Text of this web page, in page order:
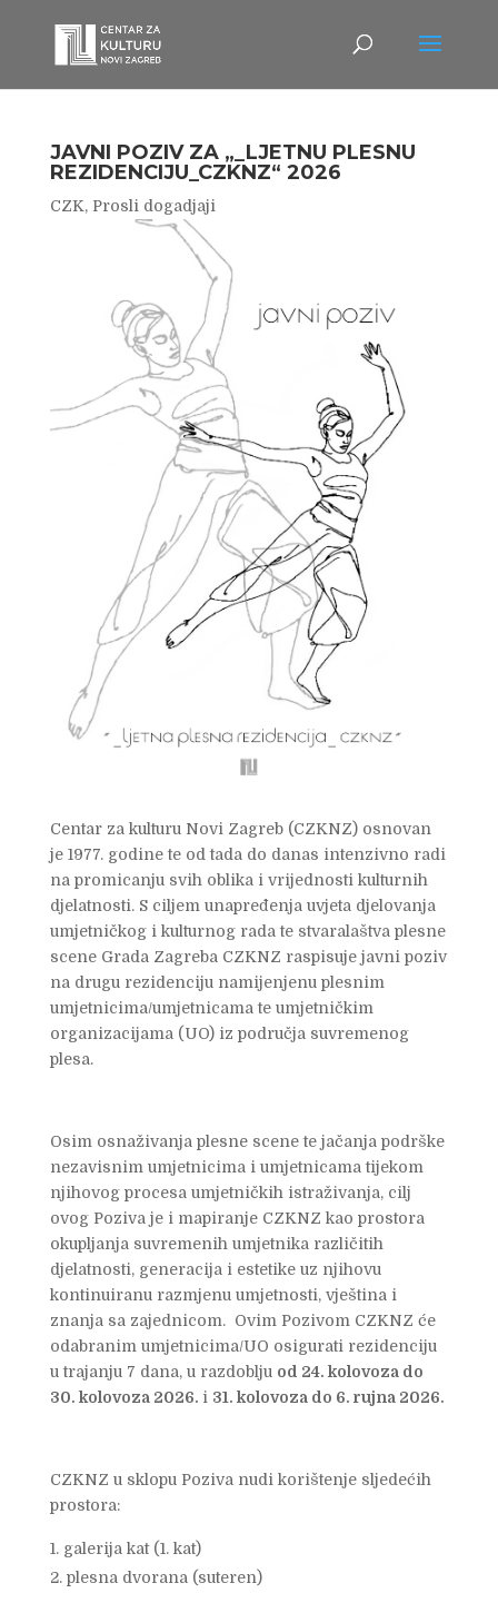
JAVNI POZIV ZA „_LJETNU PLESNU
REZIDENCIJU_CZKNZ“ 2026
CZK, Prosli dogadjaji
Centar za kulturu Novi Zagreb (CZKNZ) osnovan
je 1977. godine te od tada do danas intenzivno radi
na promicanju svih oblika i vrijednosti kulturnih
djelatnosti. S ciljem unapređenja uvjeta djelovanja
umjetničkog i kulturnog rada te stvaralaštva plesne
scene Grada Zagreba CZKNZ raspisuje javni poziv
na drugu rezidenciju namijenjenu plesnim
umjetnicima/umjetnicama te umjetničkim
organizacijama (UO) iz područja suvremenog
plesa.
Osim osnaživanja plesne scene te jačanja podrške
nezavisnim umjetnicima i umjetnicama tijekom
njihovog procesa umjetničkih istraživanja, cilj
ovog Poziva je i mapiranje CZKNZ kao prostora
okupljanja suvremenih umjetnika različitih
djelatnosti, generacija i estetike uz njihovu
kontinuiranu razmjenu umjetnosti, vještina i
znanja sa zajednicom. Ovim Pozivom CZKNZ će
odabranim umjetnicima/UO osigurati rezidenciju
u trajanju 7 dana, u razdoblju od 24. kolovoza do
30. kolovoza 2026. i 31. kolovoza do 6. rujna 2026.
CZKNZ u sklopu Poziva nudi korištenje sljedećih
prostora:
galerija kat (1. kat)
plesna dvorana (suteren)